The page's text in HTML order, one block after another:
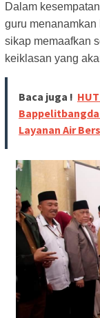
Dalam
guru
sikap memaafkan
keiklasan yang
Baca juga !
Layanan Air